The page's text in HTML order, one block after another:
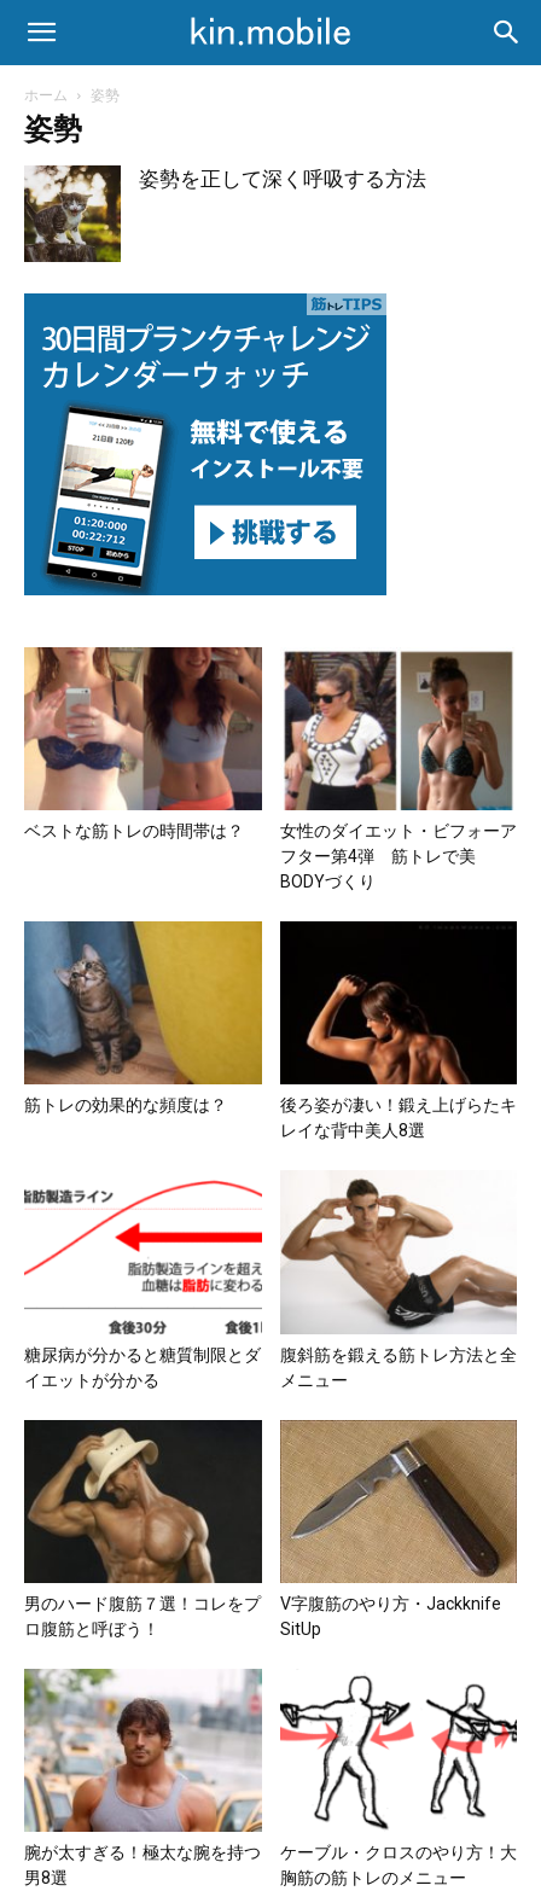
ホーム 姿勢
姿勢
姿勢を正して深く呼吸する方法
ベストな筋トレの時間帯は？
女性のダイエット・ビフォーア
フター第4弾 筋トレで美
BODYづくり
筋トレの効果的な頻度は？
後ろ姿が凄い！鍛え上げらたキ
レイな背中美人8選
糖尿病が分かると糖質制限とダ
イエットが分かる
腹斜筋を鍛える筋トレ方法と全
メニュー
男のハード腹筋７選！コレをプ
ロ腹筋と呼ぼう！
V字腹筋のやり方・Jackknife
SitUp
腕が太すぎる！極太な腕を持つ
男8選
ケーブル・クロスのやり方！大
胸筋の筋トレのメニュー